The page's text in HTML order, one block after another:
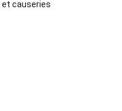
et causeries